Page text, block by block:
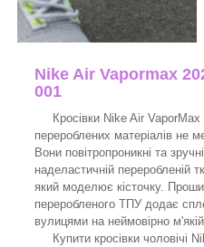
Nike Air Vapormax
001
Кросівки Nike Air VaporMax
перероблених матеріалів не
Вони повітропроникні та
наделастичній переробленій
який моделює кісточку.
переробленого ТПУ додає
вулицями на неймовірно
Купити кросівки чоловічі